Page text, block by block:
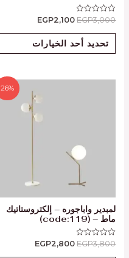
تم
التقييم
0
من
EGP3,000
EGP2,100
تحديد أحد الخيارات
26%
لمبدير واباجوره – إلكتروستاتيك
ماط – (code:119)
تم
التقييم
EGP3,800
EGP2,800